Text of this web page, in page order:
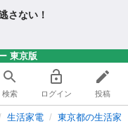
さない！
東京版
検索 ログイン 投稿
生活家電 東京都の生活家